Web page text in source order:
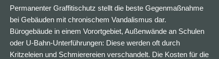
Permanenter Graffitischutz stellt die beste Gegenmaßnahme
bei Gebäuden mit chronischem Vandalismus dar.
Bürogebäude in einem Vorortgebiet, Außenwände an Schulen
oder U-Bahn-Unterführungen: Diese werden oft durch
Kritzeleien und Schmierereien verschandelt. Die Kosten für die